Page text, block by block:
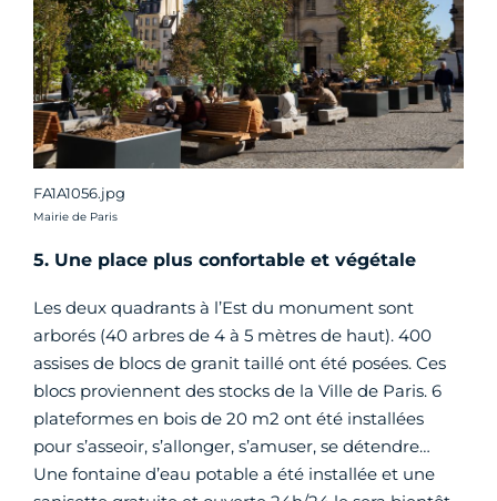
FA1A1056.jpg
Crédit photo :
Mairie de Paris
5. Une place plus confortable et végétale
Les deux quadrants à l’Est du monument sont
arborés (40 arbres de 4 à 5 mètres de haut). 400
assises de blocs de granit taillé ont été posées. Ces
blocs proviennent des stocks de la Ville de Paris. 6
plateformes en bois de 20 m2 ont été installées
pour s’asseoir, s’allonger, s’amuser, se détendre…
Une fontaine d’eau potable a été installée et une